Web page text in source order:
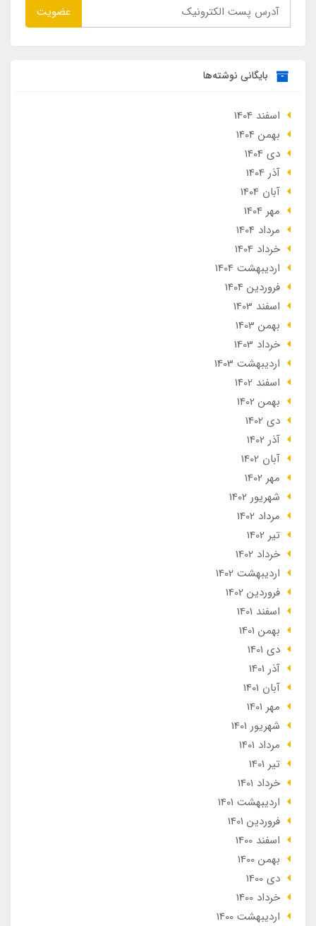
عضویت
بایگانی نوشته‌ها
اسفند 1404
بهمن 1404
دی 1404
آذر 1404
آبان 1404
مهر 1404
مرداد 1404
خرداد 1404
ارديبهشت 1404
فروردین 1404
اسفند 1403
بهمن 1403
خرداد 1403
ارديبهشت 1403
اسفند 1402
بهمن 1402
دی 1402
آذر 1402
آبان 1402
مهر 1402
شهریور 1402
مرداد 1402
تير 1402
خرداد 1402
ارديبهشت 1402
فروردین 1402
اسفند 1401
بهمن 1401
دی 1401
آذر 1401
آبان 1401
مهر 1401
شهریور 1401
مرداد 1401
تير 1401
خرداد 1401
ارديبهشت 1401
فروردین 1401
اسفند 1400
بهمن 1400
دی 1400
خرداد 1400
ارديبهشت 1400